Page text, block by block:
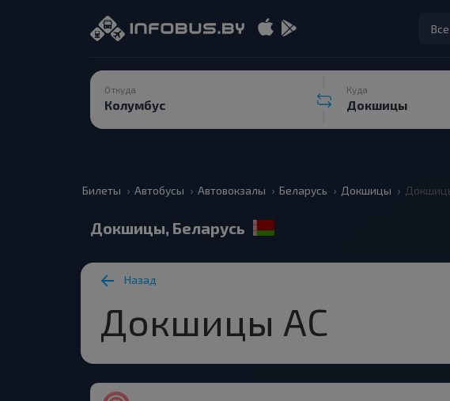
Все
Откуда Куда
Билеты Автобусы Автовокзалы Беларусь Докшицы
Докшицы, Беларусь
Назад
Докшицы АС